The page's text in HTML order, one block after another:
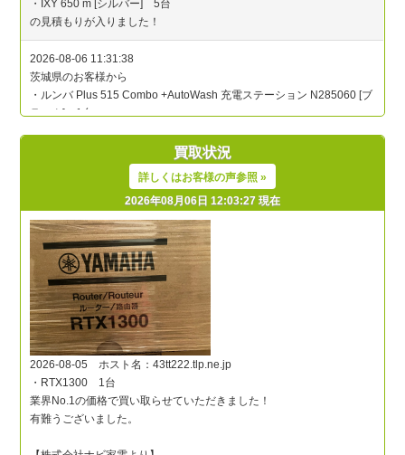
買取状況
詳しくはお客様の声参照 »
2026年08月06日 12:03:27 現在